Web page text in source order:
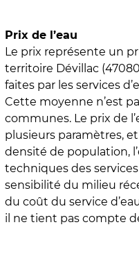
Prix de l’eau
Le prix représente un
territoire Dévillac
faites par les services
Cette moyenne n’est
communes. Le prix de
plusieurs paramètres,
densité de population,
techniques des
sensibilité du milieu
du coût du service
il ne tient pas compte